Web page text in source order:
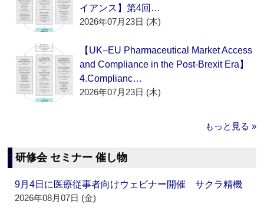
イアンス】第4回…
2026年07月23日 (木)
【UK–EU Pharmaceutical Market Access
and Compliance in the Post-Brexit Era】
4.Complianc…
2026年07月23日 (木)
もっと見る »
研修会 セミナー 催し物
9月4日に医療従事者向けウェビナー開催 サクラ精機
2026年08月07日 (金)